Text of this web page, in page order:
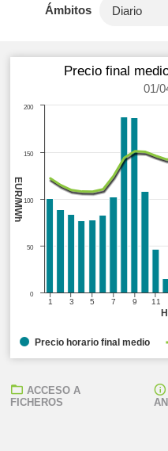
Ámbitos
EUR/MWh
Precio final
01/
1 3 5 7 9 11
0
50
100
150
200
Precio horario final medio
ACCESO A
FICHEROS